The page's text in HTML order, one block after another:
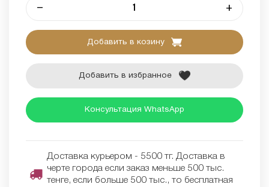
– +
Добавить в козину
Добавить в избранное
Консультация WhatsApp
Доставка курьером - 5500 тг. Доставка в
черте города если заказ меньше 500 тыс.
тенге, если больше 500 тыс., то бесплатная